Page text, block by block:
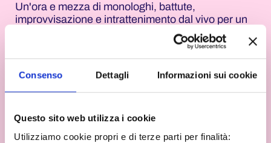
Consenso Dettagli Informazioni sui cookie
Questo sito web utilizza i cookie
Utilizziamo cookie propri e di terze parti per finalità:
Un'ora e mezza di monologhi, battute,
improvvisazione e intrattenimento dal vivo per un
pubblico di tutte le età — la formula perfetta per
celebrare il Capodanno dell'estate romagnola con
la leggerezza che la serata merita.Lo spettacolo
è incluso nel biglietto del parco, con ingresso
disponibile dalle 17.00 a soli 12,90€ invece di
25,90€ — un'occasione per vivere Mirabilandia
delle attrazioni alla magia di una serata all'aperto
sotto le stelle della Riviera.